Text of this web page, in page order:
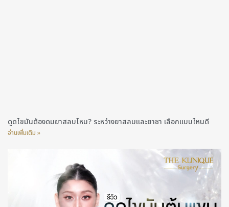
ดูดไขมันต้องดมยาสลบไหม? ระหว่างยาสลบและยาชา เลือกแบบไหนดี
อ่านเพิ่มเติม »